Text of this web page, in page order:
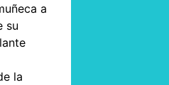
a
su
la